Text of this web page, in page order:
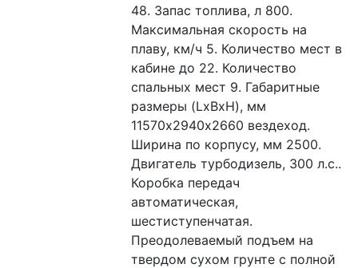
48. Запас топлива, л 800.
Максимальная скорость на
плаву, км/ч 5. Количество мест в
кабине до 22. Количество
спальных мест 9. Габаритные
размеры (LxBxH), мм
11570х2940х2660 вездеход.
Ширина по корпусу, мм 2500.
Двигатель турбодизель, 300 л.с..
Коробка передач
автоматическая,
шестиступенчатая.
Преодолеваемый подъем на
твердом сухом грунте с полной